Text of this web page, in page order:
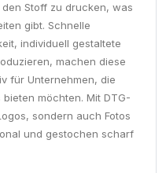
Stoff zu drucken, was
gibt. Schnelle
individuell gestaltete
machen diese
für Unternehmen, die
möchten. Mit DTG-
sondern auch Fotos
und gestochen scharf